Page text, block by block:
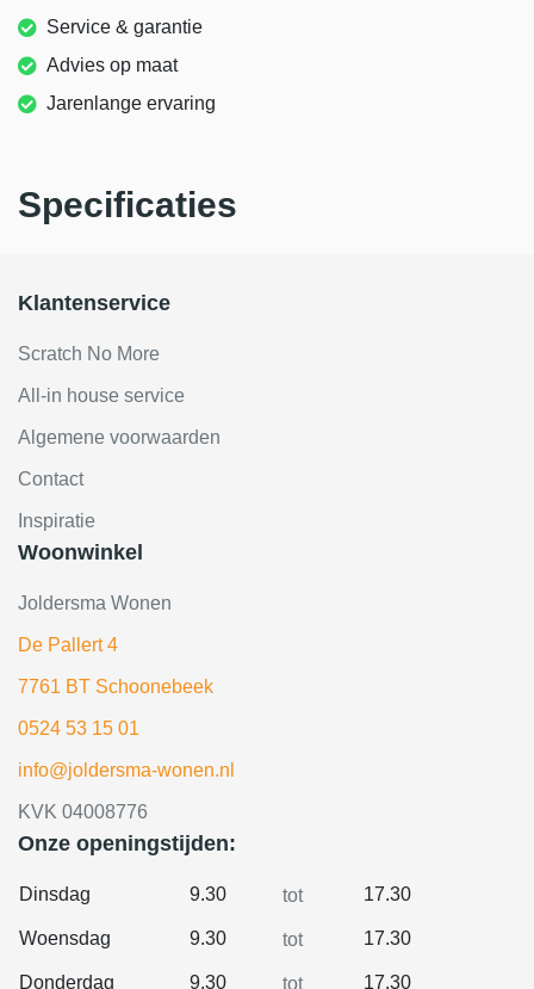
Service & garantie
Advies op maat
Jarenlange ervaring
Specificaties
Klantenservice
Scratch No More
All-in house service
Algemene voorwaarden
Contact
Inspiratie
Woonwinkel
Joldersma Wonen
De Pallert 4
7761 BT Schoonebeek
0524 53 15 01
info@joldersma-wonen.nl
KVK 04008776
Onze openingstijden:
Dinsdag 9.30 tot 17.30
Woensdag 9.30 tot 17.30
Donderdag 9.30 tot 17.30